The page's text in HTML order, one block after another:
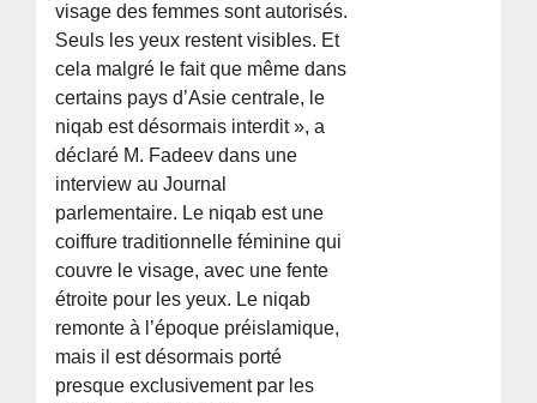
visage des femmes sont autorisés.
Seuls les yeux restent visibles. Et
cela malgré le fait que même dans
certains pays d’Asie centrale, le
niqab est désormais interdit », a
déclaré M. Fadeev dans une
interview au Journal
parlementaire. Le niqab est une
coiffure traditionnelle féminine qui
couvre le visage, avec une fente
étroite pour les yeux. Le niqab
remonte à l’époque préislamique,
mais il est désormais porté
presque exclusivement par les